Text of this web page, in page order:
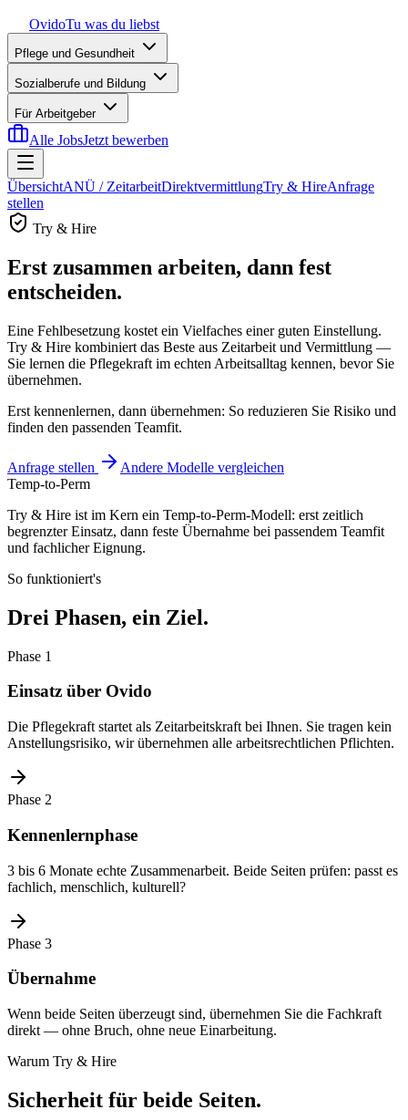
OvidoTu was du liebst
Pflege und Gesundheit
Sozialberufe und Bildung
Für Arbeitgeber
Alle JobsJetzt bewerben
ÜbersichtANÜ / ZeitarbeitDirektvermittlungTry & HireAnfrage
stellen
Try & Hire
Erst zusammen arbeiten, dann fest
entscheiden.
Eine Fehlbesetzung kostet ein Vielfaches einer guten Einstellung.
Try & Hire kombiniert das Beste aus Zeitarbeit und Vermittlung —
Sie lernen die Pflegekraft im echten Arbeitsalltag kennen, bevor Sie
übernehmen.
Erst kennenlernen, dann übernehmen: So reduzieren Sie Risiko und
finden den passenden Teamfit.
Anfrage stellen
Andere Modelle vergleichen
Temp-to-Perm
Try & Hire ist im Kern ein Temp-to-Perm-Modell: erst zeitlich
begrenzter Einsatz, dann feste Übernahme bei passendem Teamfit
und fachlicher Eignung.
So funktioniert's
Drei Phasen, ein Ziel.
Phase 1
Einsatz über Ovido
Die Pflegekraft startet als Zeitarbeitskraft bei Ihnen. Sie tragen kein
Anstellungsrisiko, wir übernehmen alle arbeitsrechtlichen Pflichten.
Phase 2
Kennenlernphase
3 bis 6 Monate echte Zusammenarbeit. Beide Seiten prüfen: passt es
fachlich, menschlich, kulturell?
Phase 3
Übernahme
Wenn beide Seiten überzeugt sind, übernehmen Sie die Fachkraft
direkt — ohne Bruch, ohne neue Einarbeitung.
Warum Try & Hire
Sicherheit für beide Seiten.